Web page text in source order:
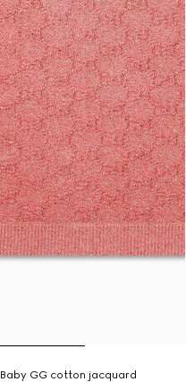
Baby GG cotton jacquard